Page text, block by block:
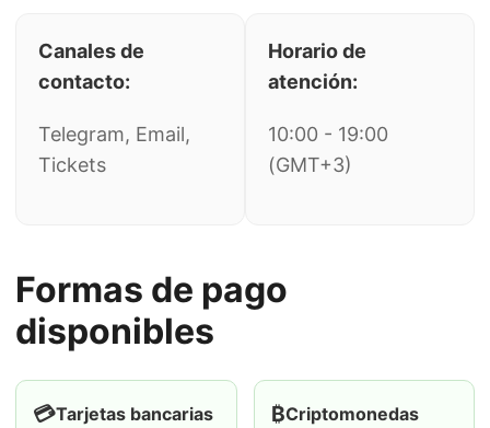
Canales de
contacto:
Telegram, Email,
Tickets
Horario de
atención:
10:00 - 19:00
(GMT+3)
Formas de pago
disponibles
💳Tarjetas bancarias ₿Criptomonedas